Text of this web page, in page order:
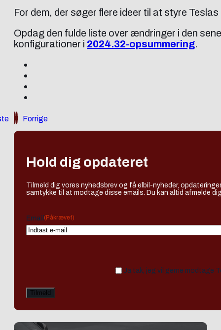
For dem, der søger flere ideer til at styre
Opdag den fulde liste over ændringer i den
konfigurationer i 2024.32-opsummering.
Forrige
Hold dig opdateret
Tilmeld dig vores nyhedsbrev og få elbil-nyheder,
samtykke til at modtage disse emails. Du kan altid afmelde
Email (Påkrævet)
Ja tak, jeg vil gerne modtage